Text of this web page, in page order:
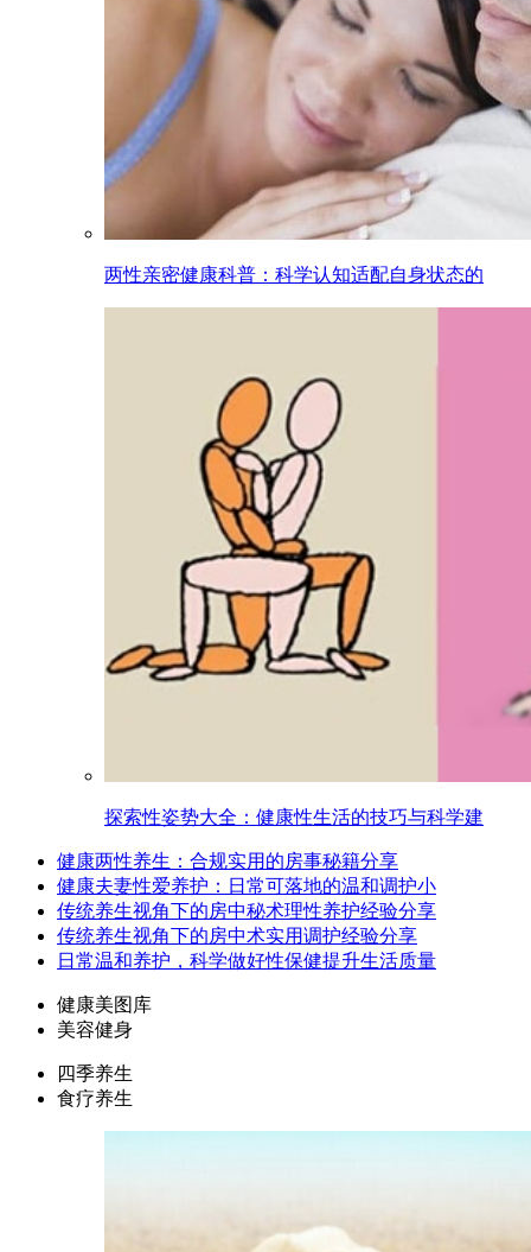
两性亲密健康科普：科学认知适配自身状态的
探索性姿势大全：健康性生活的技巧与科学建
健康两性养生：合规实用的房事秘籍分享
健康夫妻性爱养护：日常可落地的温和调护小
传统养生视角下的房中秘术理性养护经验分享
传统养生视角下的房中术实用调护经验分享
日常温和养护，科学做好性保健提升生活质量
健康美图库
美容健身
四季养生
食疗养生